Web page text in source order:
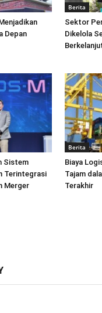
Depan
Berita
Sektor
Dikelola
Sistem
Terintegrasi
Merger
Berita
Biaya
Tajam
Terakhir